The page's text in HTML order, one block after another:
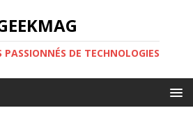
DE TECHNOLOGIES